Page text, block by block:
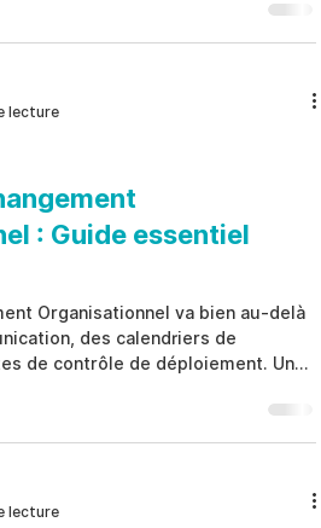
Solutions de Gestion de l’Intégrité
indicateurs structurés de risque, à
à améliorer la
des décisions cohérentes a
lecture
: Guide essentiel
Organisationnel va bien au-delà
des calendriers de
de contrôle de déploiement. Une
les comportements humains, la
internes, les risques éthiques
En adoptant Gestion du
comme une discipline qui
lecture